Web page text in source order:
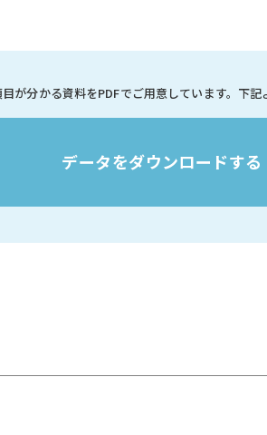
が分かる資料をPDFでご用意しています。 下記
データをダウンロードする